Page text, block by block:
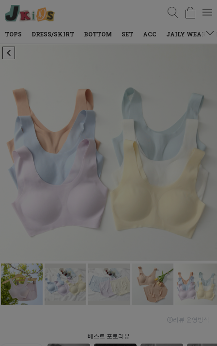
검색
TOPS DRESS/SKIRT BOTTOM SET ACC JAILY WEAR